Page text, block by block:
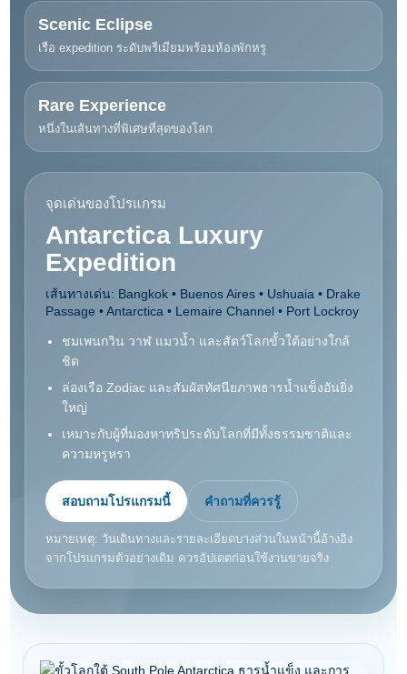
Scenic Eclipse
เรือ expedition ระดับพรีเมียมพร้อมห้องพักหรู
Rare Experience
หนึ่งในเส้นทางที่พิเศษที่สุดของโลก
จุดเด่นของโปรแกรม
Antarctica Luxury
Expedition
เส้นทางเด่น: Bangkok • Buenos Aires • Ushuaia • Drake
Passage • Antarctica • Lemaire Channel • Port Lockroy
ชมเพนกวิน วาฬ แมวน้ำ และสัตว์โลกขั้วใต้อย่างใกล้
ชิด
ล่องเรือ Zodiac และสัมผัสทัศนียภาพธารน้ำแข็งอันยิ่ง
ใหญ่
เหมาะกับผู้ที่มองหาทริประดับโลกที่มีทั้งธรรมชาติและ
ความหรูหรา
สอบถามโปรแกรมนี้ คำถามที่ควรรู้
หมายเหตุ: วันเดินทางและรายละเอียดบางส่วนในหน้านี้อ้างอิง
จากโปรแกรมตัวอย่างเดิม ควรอัปเดตก่อนใช้งานขายจริง